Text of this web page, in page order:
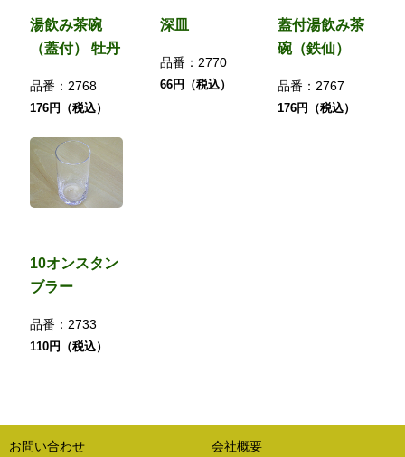
湯飲み茶碗
（蓋付） 牡丹
品番： 2768
176円（税込）
深皿
品番：2770
66円（税込）
蓋付湯飲み茶
碗（鉄仙）
品番：2767
176円（税込）
10オンスタン
ブラー
品番： 2733
110円（税込）
お問い合わせ 会社概要